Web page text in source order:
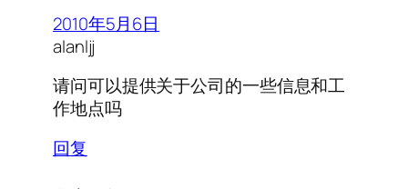
2010年5月6日
alanljj
请问可以提供关于公司的一些信息和工
作地点吗
回复